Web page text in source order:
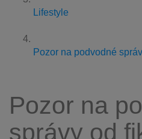
Lifestyle
Pozor na podvodné
Pozor na
správy od